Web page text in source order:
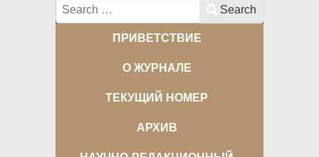
Search Search
ПРИВЕТСТВИЕ
О ЖУРНАЛЕ
ТЕКУЩИЙ НОМЕР
АРХИВ